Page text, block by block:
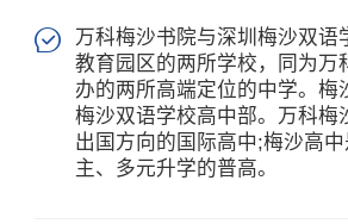

万科梅沙书院与深圳梅沙双语
教育园区的两所学校，同为万
办的两所高端定位的中学。梅
梅沙双语学校高中部。万科梅
出国方向的国际高中;梅沙高
主、多元升学的普高。